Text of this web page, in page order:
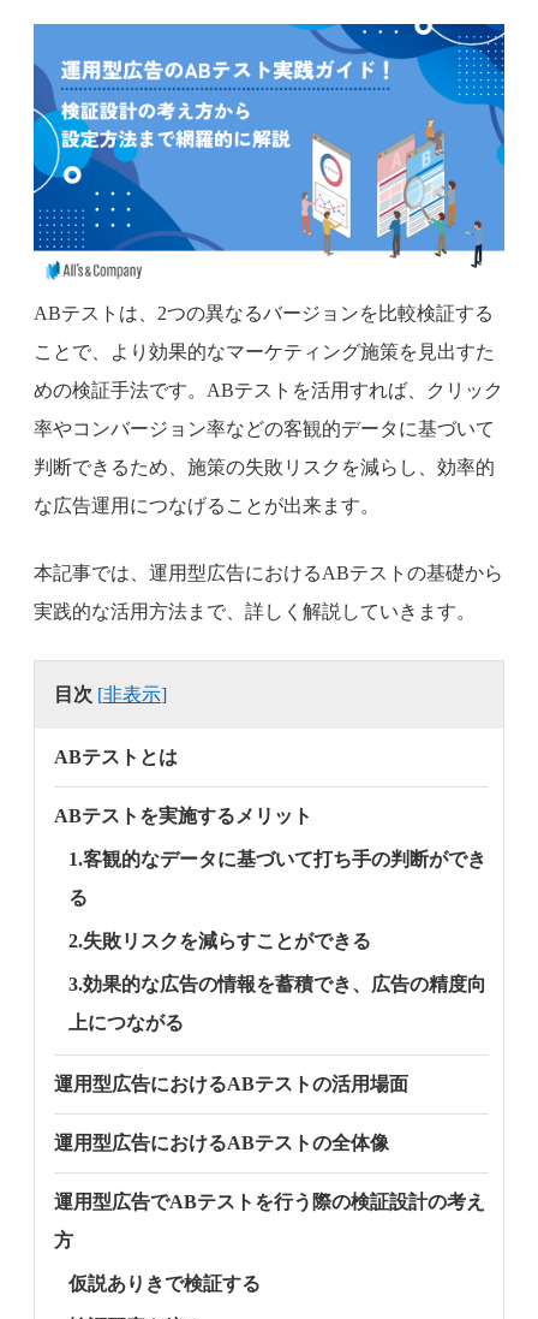
ABテストは、2つの異なるバージョンを比較検証する
ことで、より効果的なマーケティング施策を見出すた
めの検証手法です。ABテストを活用すれば、クリック
率やコンバージョン率などの客観的データに基づいて
判断できるため、施策の失敗リスクを減らし、効率的
な広告運用につなげることが出来ます。
本記事では、運用型広告におけるABテストの基礎から
実践的な活用方法まで、詳しく解説していきます。
目次 [非表示]
ABテストとは
ABテストを実施するメリット
1.客観的なデータに基づいて打ち手の判断ができ
る
2.失敗リスクを減らすことができる
3.効果的な広告の情報を蓄積でき、広告の精度向
上につながる
運用型広告におけるABテストの活用場面
運用型広告におけるABテストの全体像
運用型広告でABテストを行う際の検証設計の考え
方
仮説ありきで検証する